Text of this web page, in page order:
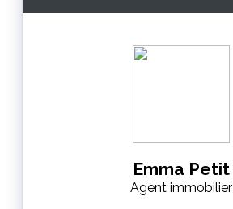
Emma Petit
Agent immobilier